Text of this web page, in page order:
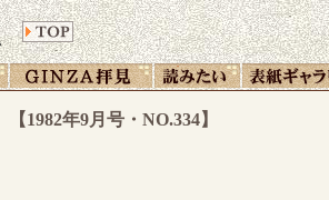
1982年9月号・NO.334】